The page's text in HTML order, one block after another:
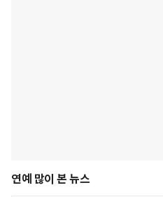
연예 많이 본 뉴스